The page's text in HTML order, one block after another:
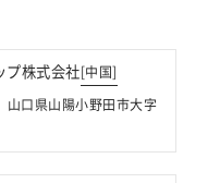
プ株式会社[中国]
口県山陽小野田市大字